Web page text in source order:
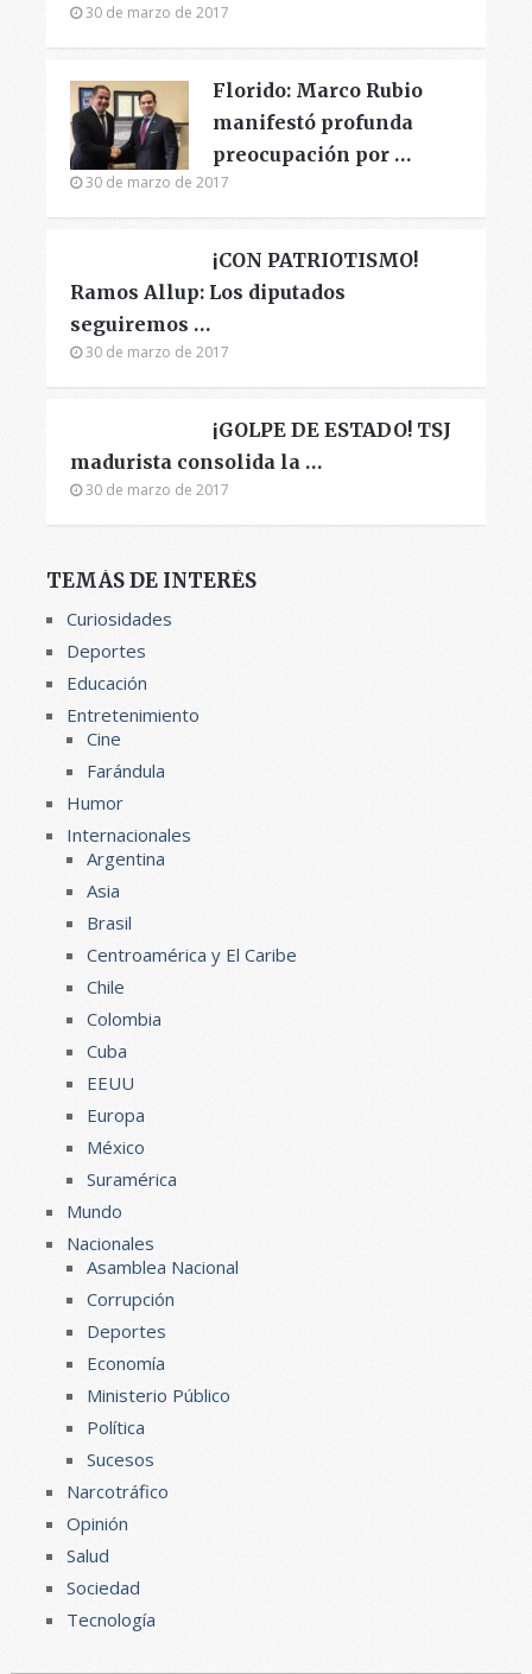
30 de marzo de 2017
Florido: Marco Rubio
manifestó profunda
preocupación por …
30 de marzo de 2017
¡CON PATRIOTISMO!
Ramos Allup: Los diputados
seguiremos …
30 de marzo de 2017
¡GOLPE DE ESTADO! TSJ
madurista consolida la …
30 de marzo de 2017
TEMÁS DE INTERÉS
Curiosidades
Deportes
Educación
Entretenimiento
Cine
Farándula
Humor
Internacionales
Argentina
Asia
Brasil
Centroamérica y El Caribe
Chile
Colombia
Cuba
EEUU
Europa
México
Suramérica
Mundo
Nacionales
Asamblea Nacional
Corrupción
Deportes
Economía
Ministerio Público
Política
Sucesos
Narcotráfico
Opinión
Salud
Sociedad
Tecnología